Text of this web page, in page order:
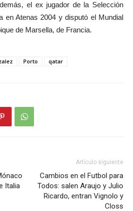
el ex jugador de la Selección
en Atenas 2004 y disputó el Mundial
de Marsella, de Francia.
Porto qatar
Italia
Artículo siguiente
Cambios en el Futbol para
Todos: salen Araujo y Julio
Ricardo, entran Vignolo y
Closs